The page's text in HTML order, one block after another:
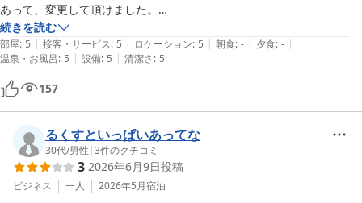
あって、変更して頂けました。
ありがとうございました。
続きを読む
部屋: 5 | 接客・サービス: 5 | ロケーション: 5 | 朝食: - | 夕食: - |
温泉・お風呂: 5 | 設備: 5 | 清潔さ: 5
157
るくすといっぱいあってな
30代/男性 |3件のクチコミ
3 2026年6月9日投稿
ビジネス 一人 2026年5月宿泊